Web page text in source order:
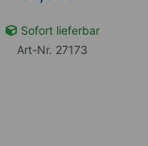
Sofort lieferbar
Art-Nr. 27173